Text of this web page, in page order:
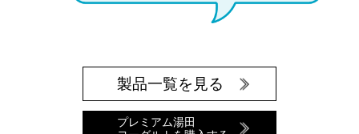
製品一覧を見る
プレミアム湯田